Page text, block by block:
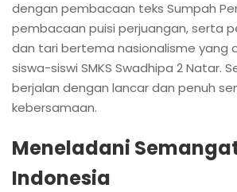
dengan pembacaan teks Sumpah
pembacaan puisi perjuangan, serta
dan tari bertema nasionalisme yang
siswa-siswi SMKS Swadhipa 2 Natar.
berjalan dengan lancar dan penuh
kebersamaan.
Meneladani
Indonesia